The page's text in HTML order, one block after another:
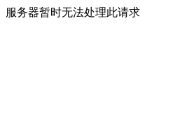
服务器暂时无法处理此请求